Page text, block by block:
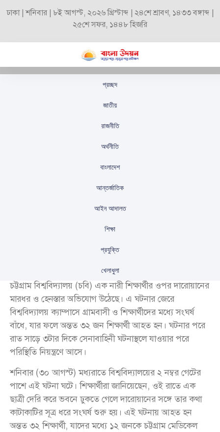
ঢাকা | শনিবার | ৮ই আগস্ট, ২০২৬ খ্রিস্টাব্দ | ২৪শে শ্রাবণ, ১৪৩৩ বঙ্গাব্দ |
২৫শে সফর, ১৪৪৮ হিজরি
প্রচ্ছদ
জাতীয়
রাজনীতি
অর্থনীতি
বাংলাদেশ
আন্তর্জাতিক
আইন আদালত
শিক্ষা
প্রযুক্তি
খেলাধুলা
চবি নারীনির্যাতনের
অভিযোগে সংঘর্ষে আহত
৩২, সেনা মোতায়েন
প্রকাশিতঃআগস্ট ৩১, ২০২৫
চট্টগ্রাম বিশ্ববিদ্যালয় (চবি) এক নারী শিক্ষার্থীর ওপর দারোয়ানের
মারধর ও হেনস্তার অভিযোগ উঠেছে। এ ঘটনার জেরে
বিশ্ববিদ্যালয় ক্যাম্পাসে গ্রামবাসী ও শিক্ষার্থীদের মধ্যে সংঘর্ষ
বাঁধে, যার ফলে অন্তত ৩২ জন শিক্ষার্থী আহত হন। ঘটনার পরে
রাত সাড়ে ৩টার দিকে সেনাবাহিনী ঘটনাস্থলে যাওয়ার পরে
পরিস্থিতি নিয়ন্ত্রণে আসে।
শনিবার (৩০ আগস্ট) মধ্যরাতে বিশ্ববিদ্যালয়ের ২ নম্বর গেটের
পাশে এই ঘটনা ঘটে। শিক্ষার্থীরা জানিয়েছেন, ওই রাতে এক
ছাত্রী দেরি করে ভবনে ঢুকতে গেলে দারোয়ানের সঙ্গে তার কথা
কাটাকাটির সূত্র ধরে সংঘর্ষ শুরু হয়। এই ঘটনায় আহত হন
অন্তত ৩২ শিক্ষার্থী, যাদের মধ্যে ১২ জনকে চট্টগ্রাম মেডিকেল